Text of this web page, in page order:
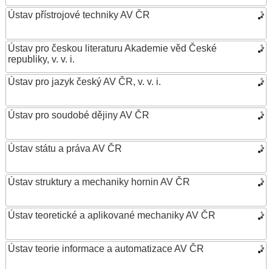
Ústav přístrojové techniky AV ČR
Ústav pro českou literaturu Akademie věd České
republiky, v. v. i.
Ústav pro jazyk český AV ČR, v. v. i.
Ústav pro soudobé dějiny AV ČR
Ústav státu a práva AV ČR
Ústav struktury a mechaniky hornin AV ČR
Ústav teoretické a aplikované mechaniky AV ČR
Ústav teorie informace a automatizace AV ČR